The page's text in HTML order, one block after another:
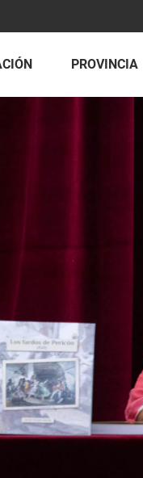
PROVINCIA